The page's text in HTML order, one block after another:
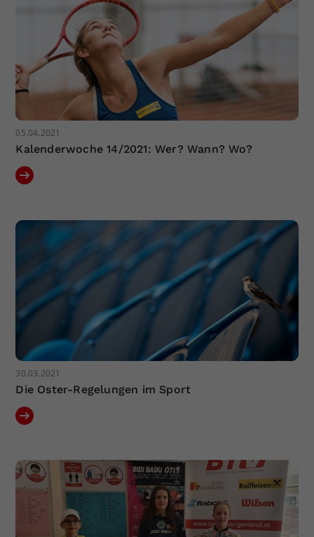
05.04.2021
Kalenderwoche 14/2021: Wer? Wann? Wo?
30.03.2021
Die Oster-Regelungen im Sport